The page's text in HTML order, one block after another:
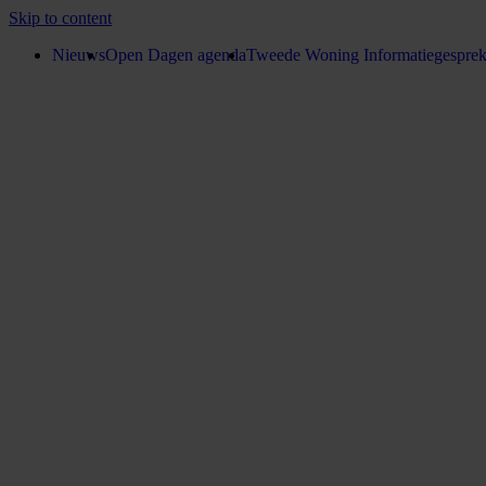
Skip to content
NieuwsOpen Dagen agendaTweede Woning Informatiegesprek